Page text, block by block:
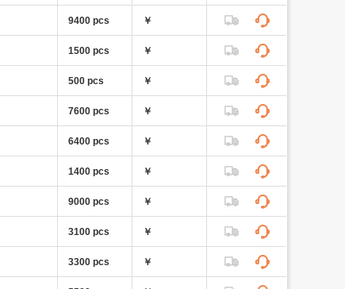
9400 pcs ￥
1500 pcs ￥
500 pcs ￥
7600 pcs ￥
6400 pcs ￥
1400 pcs ￥
9000 pcs ￥
3100 pcs ￥
3300 pcs ￥